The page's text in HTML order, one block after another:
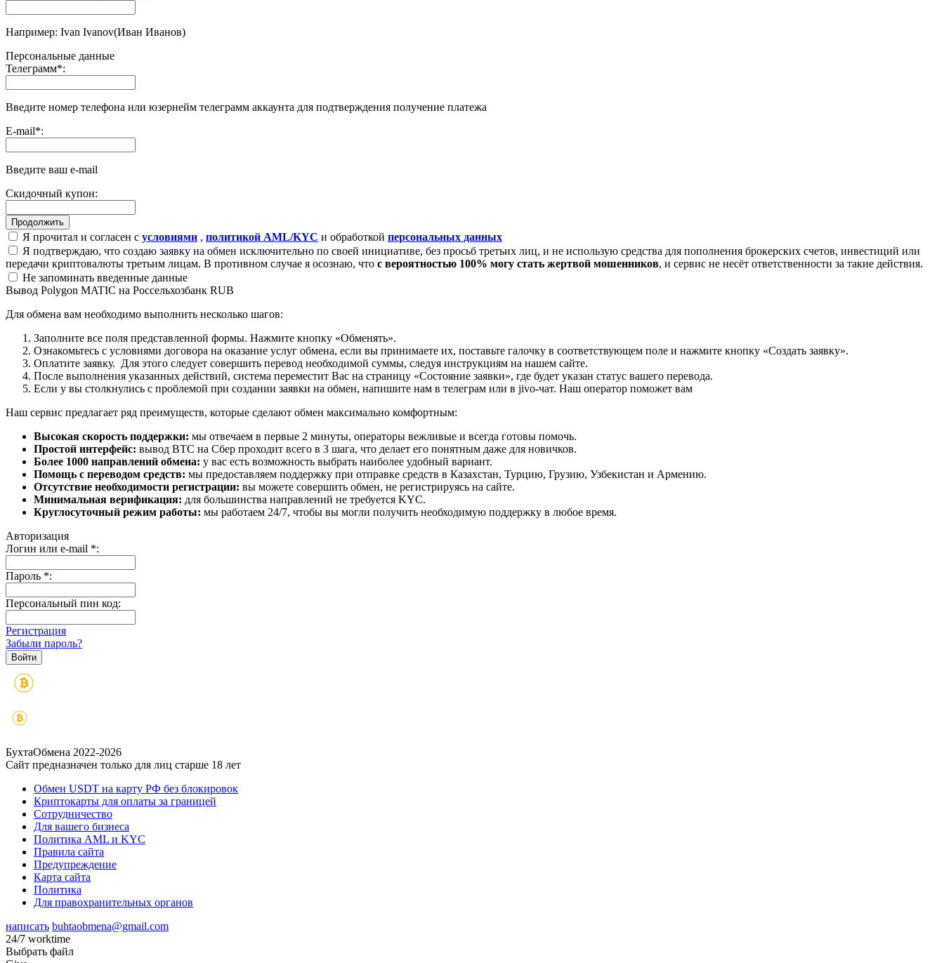
Например: Ivan Ivanov(Иван Иванов)
Персональные данные
Телеграмм*:
Введите номер телефона или юзернейм телеграмм аккаунта для подтверждения получение платежа
E-mail*:
Введите ваш e-mail
Скидочный купон:
Я прочитал и согласен с условиями , политикой AML/KYC и обработкой персональных данных
Я подтверждаю, что создаю заявку на обмен исключительно по своей инициативе, без просьб третьих лиц, и не использую средства для пополнения брокерских счетов, инвестиций или
передачи криптовалюты третьим лицам. В противном случае я осознаю, что с вероятностью 100% могу стать жертвой мошенников, и сервис не несёт ответственности за такие действия.
Не запоминать введенные данные
Вывод Polygon MATIC на Россельхозбанк RUB
Для обмена вам необходимо выполнить несколько шагов:
Заполните все поля представленной формы. Нажмите кнопку «Обменять».
Ознакомьтесь с условиями договора на оказание услуг обмена, если вы принимаете их, поставьте галочку в соответствующем поле и нажмите кнопку «Создать заявку».
Оплатите заявку. Для этого следует совершить перевод необходимой суммы, следуя инструкциям на нашем сайте.
После выполнения указанных действий, система переместит Вас на страницу «Состояние заявки», где будет указан статус вашего перевода.
Если у вы столкнулись с проблемой при создании заявки на обмен, напишите нам в телеграм или в jivo-чат. Наш оператор поможет вам
Наш сервис предлагает ряд преимуществ, которые сделают обмен максимально комфортным:
Высокая скорость поддержки: мы отвечаем в первые 2 минуты, операторы вежливые и всегда готовы помочь.
Простой интерфейс: вывод BTC на Сбер проходит всего в 3 шага, что делает его понятным даже для новичков.
Более 1000 направлений обмена: у вас есть возможность выбрать наиболее удобный вариант.
Помощь с переводом средств: мы предоставляем поддержку при отправке средств в Казахстан, Турцию, Грузию, Узбекистан и Армению.
Отсутствие необходимости регистрации: вы можете совершить обмен, не регистрируясь на сайте.
Минимальная верификация: для большинства направлений не требуется KYC.
Круглосуточный режим работы: мы работаем 24/7, чтобы вы могли получить необходимую поддержку в любое время.
Авторизация
Логин или e-mail *:
Пароль *:
Персональный пин код:
Регистрация
Забыли пароль?
БухтаОбмена 2022-2026
Сайт предназначен только для лиц старше 18 лет
Обмен USDT на карту РФ без блокировок
Криптокарты для оплаты за границей
Сотрудничество
Для вашего бизнеса
Политика AML и KYC
Правила сайта
Предупреждение
Карта сайта
Политика
Для правохранительных органов
написать buhtaobmena@gmail.com
24/7 worktime
Выбрать файл